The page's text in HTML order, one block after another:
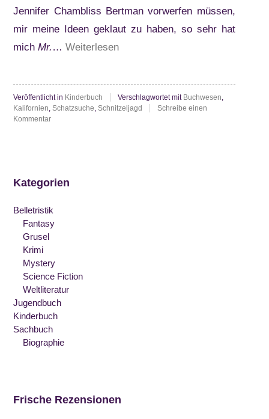
Jennifer Chambliss Bertman vorwerfen müssen,
mir meine Ideen geklaut zu haben, so sehr hat
michMr. …Weiterlesen“Jennifer
Bertman:
Mr.
Veröffentlicht in Kinderbuch Verschlagwortet mit Buchwesen
Kalifornien ,Schatzsuche ,Schnitzeljagd
Schreibe einen
Kommentarzu
Bücherjagd
Spiel
beginnt
Kategorien
Belletristik
Fantasy
Grusel
Krimi
Mystery
Science Fiction
Weltliteratur
Jugendbuch
Kinderbuch
Sachbuch
Biographie
Frische Rezensionen